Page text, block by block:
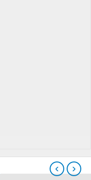
‹ ›